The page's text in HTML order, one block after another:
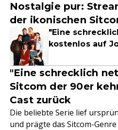
Nostalgie pur:
der ikonischen
"Eine
kostenlos auf
"Eine schrecklich
Sitcom der 90er
Cast zurück
Die beliebte Serie lief
und prägte das Sitcom-